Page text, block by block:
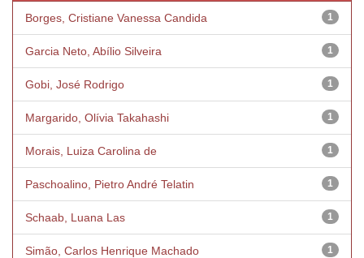
1
Borges, Cristiane Vanessa Candida
1
Garcia Neto, Abílio Silveira
1
Gobi, José Rodrigo
1
Margarido, Olívia Takahashi
1
Morais, Luiza Carolina de
1
Paschoalino, Pietro André Telatin
1
Schaab, Luana Las
1
Simão, Carlos Henrique Machado